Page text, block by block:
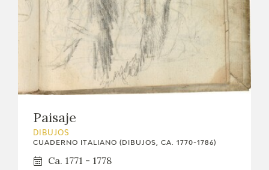
Paisaje
DIBUJOS
CUADERNO ITALIANO (DIBUJOS, CA. 1770-1786)
Ca. 1771 - 1778